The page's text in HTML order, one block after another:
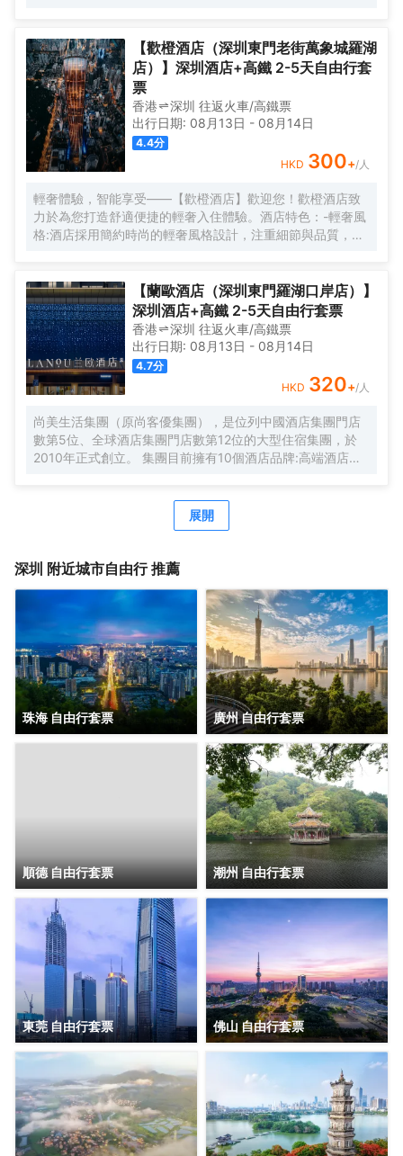
【歡橙酒店（深圳東門老街萬象城羅湖
店）】深圳酒店+高鐵 2-5天自由行套
票
香港 深圳 往返火車/高鐵票
出行日期: 08月13日 - 08月14日
4.4分
HKD 300+/人
輕奢體驗，智能享受——【歡橙酒店】歡迎您！歡橙酒店致
力於為您打造舒適便捷的輕奢入住體驗。酒店特色：-輕奢風
格:酒店採用簡約時尚的輕奢風格設計，注重細節與品質，為
技帶來的便捷。-舒適享受:24小時熱水即開即熱，無需等
待，為您洗去一身疲憊。-影音娛樂:部分房間配備高清投影
儀，打造私人影院，享受震撼視聽盛宴。-貼心服務:酒店設有
洗衣房，並提供烘乾服務，解決您的洗衣煩惱，讓旅途更加
輕鬆自在。歡橙酒店是您商務出行、休閒度假的理想之選。
期待您的光臨！温馨提示，圖片僅供參考，無法涵蓋所有房
型，詳細的實物照片請諮詢酒店。
【蘭歐酒店（深圳東門羅湖口岸店）】
深圳酒店+高鐵 2-5天自由行套票
香港 深圳 往返火車/高鐵票
出行日期: 08月13日 - 08月14日
4.7分
HKD 320+/人
尚美生活集團（原尚客優集團），是位列中國酒店集團門店
數第5位、全球酒店集團門店數第12位的大型住宿集團，於
2010年正式創立。 集團目前擁有10個酒店品牌:高端酒店品
牌花美時、公寓品牌LIPPO公社。尚美生活旗下酒店超過
3500家（含在營店和籌建店），現已覆蓋全國31個省293座
團，尚美生活憑藉創新的商業模式、強大的品牌優勢和專業
創、共享大住宿共同體。未來，集團將不斷探索住宿業與互
聯網的結合、與新生活方式的結合，致力於成為全球領先的
生活服務連鎖平台，引領新尚美好生活。
展開
深圳 附近城市自由行 推薦
珠海 自由行套票 廣州 自由行套票
順德 自由行套票 潮州 自由行套票
東莞 自由行套票 佛山 自由行套票